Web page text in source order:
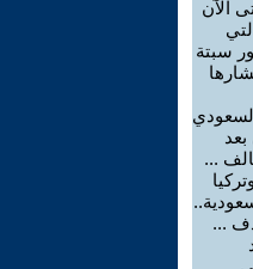
الآن
سبتة
...
...